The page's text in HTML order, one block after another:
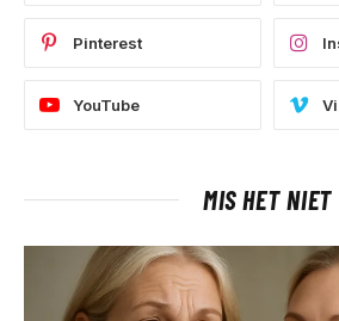
Pinterest
YouTube
MIS HET NIET